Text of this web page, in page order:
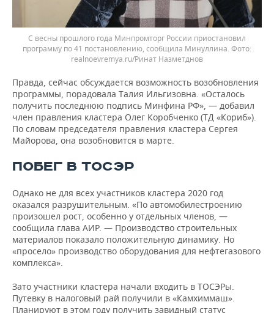
С весны прошлого года Минпромторг России приостановил
программу по 41 постановлению, сообщила Минуллина.
realnoevremya.ru/Ринат Назметднов
Правда, сейчас обсуждается возможность возобновления
программы, порадовала Талия Ильгизовна. «Осталось
получить последнюю подпись Минфина РФ», — добавил
член правления кластера Олег Коробченко (ТД «Кориб»).
По словам председателя правления кластера Сергея
Майорова, она возобновится в марте.
ПОБЕГ В ТОСЭР
Однако не для всех участников кластера 2020 год
оказался разрушительным. «По автомобилестроению
произошел рост, особенно у отдельных членов, —
сообщила глава АИР. — Производство строительных
материалов показало положительную динамику. Но
«просело» производство оборудования для нефтегазового
комплекса».
Зато участники кластера начали входить в ТОСЭРы.
Путевку в налоговый рай получили в «Камхиммаш».
Планируют в этом году получить завидный статус